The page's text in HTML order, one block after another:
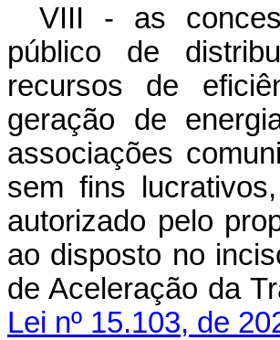
VIII - as
público de
recursos de
geração de
associações
sem fins
autorizado pelo
ao disposto no
de Aceleração da
Lei nº 15.103, de